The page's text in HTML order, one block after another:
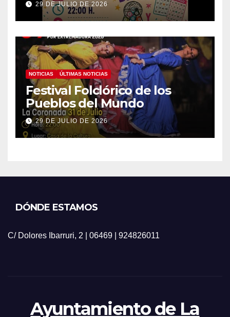
29 DE JULIO DE 2026
NOTICIAS ÚLTIMAS NOTICIAS
Festival Folclórico de los
Pueblos del Mundo
29 DE JULIO DE 2026
DÓNDE ESTAMOS
C/ Dolores Ibarruri, 2 | 06469 | 924826011
Ayuntamiento de La